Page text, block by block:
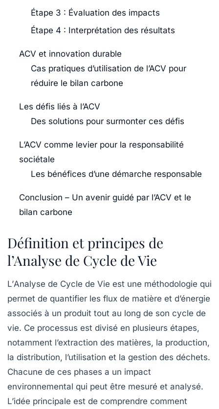
Étape 3 : Évaluation des impacts
Étape 4 : Interprétation des résultats
ACV et innovation durable
Cas pratiques d’utilisation de l’ACV pour
réduire le bilan carbone
Les défis liés à l’ACV
Des solutions pour surmonter ces défis
L’ACV comme levier pour la responsabilité
sociétale
Les bénéfices d’une démarche responsable
Conclusion – Un avenir guidé par l’ACV et le
bilan carbone
Définition et principes de
l’Analyse de Cycle de Vie
L’Analyse de Cycle de Vie est une méthodologie qui
permet de quantifier les flux de matière et d’énergie
associés à un produit tout au long de son cycle de
vie. Ce processus est divisé en plusieurs étapes,
notamment l’extraction des matières, la production,
la distribution, l’utilisation et la gestion des déchets.
Chacune de ces phases a un impact
environnemental qui peut être mesuré et analysé.
L’idée principale est de comprendre comment